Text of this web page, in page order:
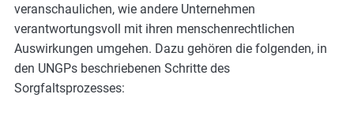
veranschaulichen, wie andere Unternehmen
verantwortungsvoll mit ihren menschenrechtlichen
Auswirkungen umgehen. Dazu gehören die folgenden, in
den UNGPs beschriebenen Schritte des
Sorgfaltsprozesses: